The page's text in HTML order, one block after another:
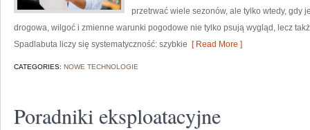
przetrwać wiele sezonów, ale tylko wtedy, gdy
drogowa, wilgoć i zmienne warunki pogodowe nie tylko psują wygląd, lecz
Spadlabuta liczy się systematyczność: szybkie [ Read More ]
CATEGORIES: NOWE TECHNOLOGIE
Poradniki eksploatacyjne